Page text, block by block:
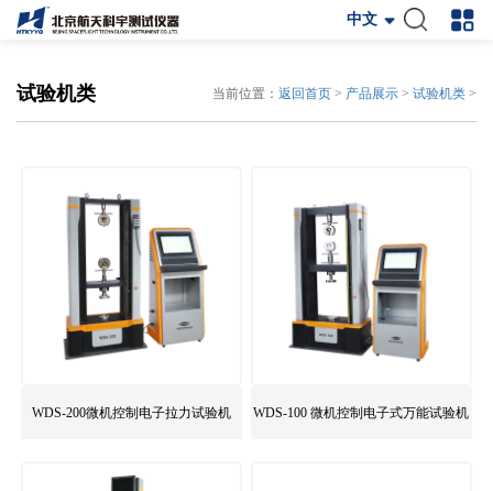
中文
试验机类 当前位置： 返回首页 > 产品展示 > 试验机类 >
WDS-200微机控制电子拉力试验机 WDS-100 微机控制电子式万能试验机